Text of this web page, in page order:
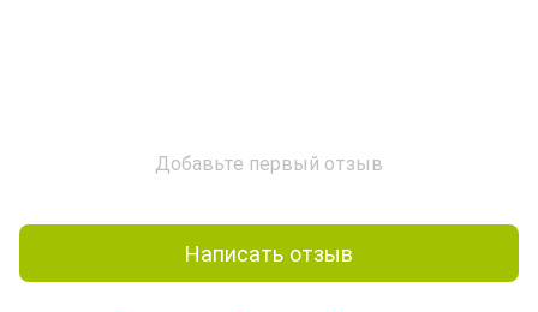
Добавьте первый отзыв
Написать отзыв